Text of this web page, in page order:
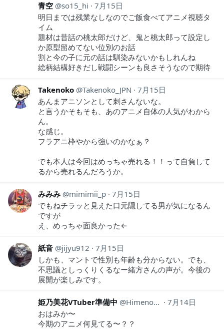
青空 so15_hi
7月15日
明日までは残業なしなのでご飯食べてアニメ視聴タ
イム
題材は昔話の桃太郎だけど、鬼と桃太郎って設定し
か原型留めてない位別のお話
割と今の子に元の話は馴染みないかもしれんね
絵柄結構好きだし戦闘シーンも良さそうなので期待
Takenoko Takenoko_JPN
7月15日
あんまアニソンとして刺さんないな。
と言うかそもそも、あのアニメ自体の人気がわから
ん。
な感じ。
フラアニ枠やから強いのかなぁ？
でも本人は今回はめっちゃ売れる！！って自負して
るから売れるんだろうか。
みみみ mimimii_p 7月15日
でもねチラッと見えた口元隠してる男が気になるん
ですが
え、めっちゃ面良かった←
紙音 jijyu912
7月15日
しかも、マントで性別も年齢も分からない。でも、
不思議としっくりくるなー緒方さんの声が。今後の
展開が楽しみです。
姫乃美花VTuber準備中 Himeno_Mika
7月14日
おはみか〜
今期のアニメ何見てる〜？？